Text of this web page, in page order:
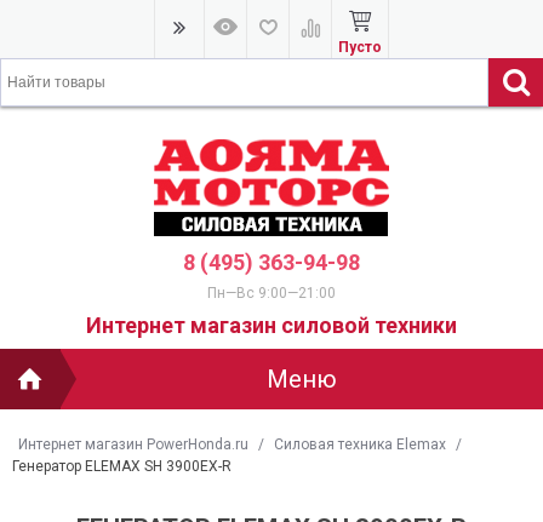
Пусто
8 (495) 363-94-98
Пн—Вс 9:00—21:00
Интернет магазин силовой техники
Меню
Интернет магазин PowerHonda.ru / Силовая техника Elemax /
Генератор ELEMAX SH 3900EX-R